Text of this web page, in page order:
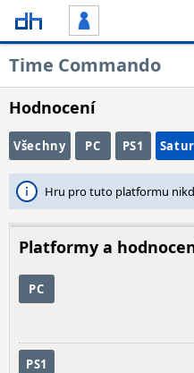
Time Commando
Hodnocení
Všechny PC PS1
Hru pro tuto platformu
Platformy a
PC
PS1